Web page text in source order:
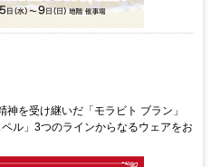
を受け継いだ「モラビト ブラン」
ル」3つのラインからなるウェアをお